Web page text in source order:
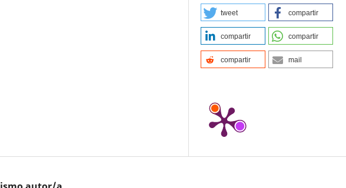
tweet compartir
compartir compartir
compartir mail